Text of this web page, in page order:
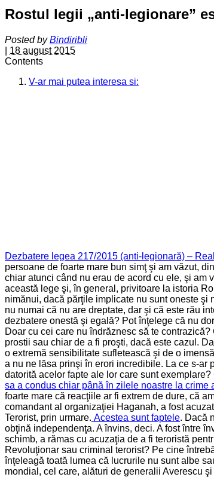
Rostul legii „anti-legionare”
Posted byBindiribli
18 august 2015
Contents
V-ar mai putea interesa si:
Dezbatere legea 217/2015 (anti-legionară) –
persoane de foarte mare bun simţ şi am văzut,
chiar atunci când nu erau de acord cu ele, şi am
această lege şi, în general, privitoare la istoria
nimănui, dacă părţile implicate nu sunt oneste
nu numai că nu are dreptate, dar şi că este rău
dezbatere onestă şi egală? Pot înţelege că nu
Doar cu cei care nu îndrăznesc să te
prostii sau chiar de a fi proşti, dacă este cazul.
o extremă sensibilitate sufletească şi de o
a nu ne lăsa prinşi în erori incredibile. La ce s-ar
datorită acelor fapte ale lor care sunt
sa a condus chiar până în zilele noastre la crime
foarte mare că reacţiile ar fi extrem de dure, că
comandant al organizaţiei Haganah, a fost
Terorist, prin urmare. Acestea sunt faptele. Dacă
obţină independenţa. A învins, deci. A fost între
schimb, a rămas cu acuzaţia de a fi teroristă
Revoluţionar sau criminal terorist? Pe cine
înţeleagă toată lumea că lucrurile nu sunt albe
mondial, cel care, alături de generalii Averescu